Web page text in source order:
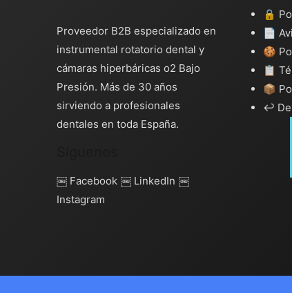
Proveedor B2B especializado en
instrumental rotatorio dental y
cámaras hiperbáricas o2 Bajo
Presión. Más de 30 años
sirviendo a profesionales
dentales en toda España.
￼ Facebook ￼ LinkedIn ￼
Instagram
🔒
📄
🍪
📋
📦
↩️